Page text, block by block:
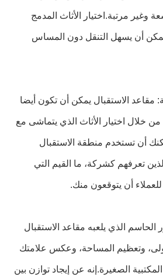
وغير مرتبة.اختيار الأثاث المدمج
يمكن أن يسهل التنقل دون المساس
مقاعد الاستقبال يمكن أن تكون أيضا
من خلال اختيار الأثاث الذي يتماشى مع
أن تستخدم منطقة الاستقبال
تعرفهم كشركة، ما القيم التي
أن يتوقعون منك.
الحاسم الذي يلعبه مقاعد الاستقبال
وتعظيم المساحة، وعكس علامتك
الصغيرة.إنه عن إيجاد توازن بين